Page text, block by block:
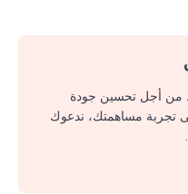
من أجل تحسين جودة
إلى تجربة مساهمتك، ندعوك